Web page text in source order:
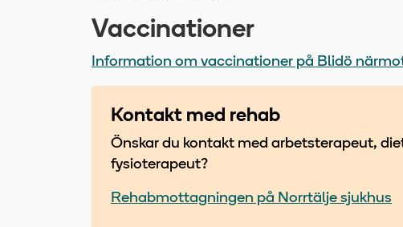
Vaccinationer
Information om vaccinationer på Blidö
Kontakt med rehab
Önskar du kontakt med arbetsterapeut,
fysioterapeut?
Rehabmottagningen på Norrtälje sjukhus